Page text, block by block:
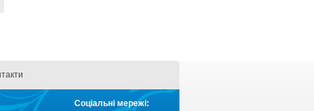
Соціальні мережі: